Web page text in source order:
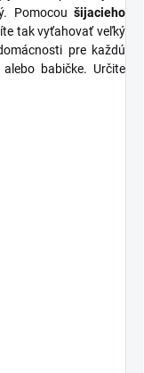
Pomocou šijacieho
tak vyťahovať veľký
pre každú
babičke. Určite